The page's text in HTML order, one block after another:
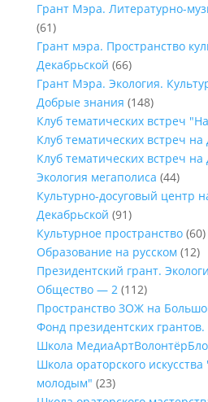
Грант Мэра. Литературно-
(61)
Грант мэра. Пространство
Декабрьской (66)
Грант Мэра. Экология.
Добрые знания (148)
Клуб тематических встреч
Клуб тематических встреч на
Клуб тематических встреч на
Экология мегаполиса (44)
Культурно-досуговый центр
Декабрьской (91)
Культурное пространство(60)
Образование на русском (12)
Президентский грант.
Общество — 2(112)
Пространство ЗОЖ на
Фонд президентских
Школа
Школа ораторского
молодым" (23)